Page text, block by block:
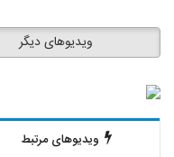
ویدیوهای دیگر
ویدیوهای مرتبط